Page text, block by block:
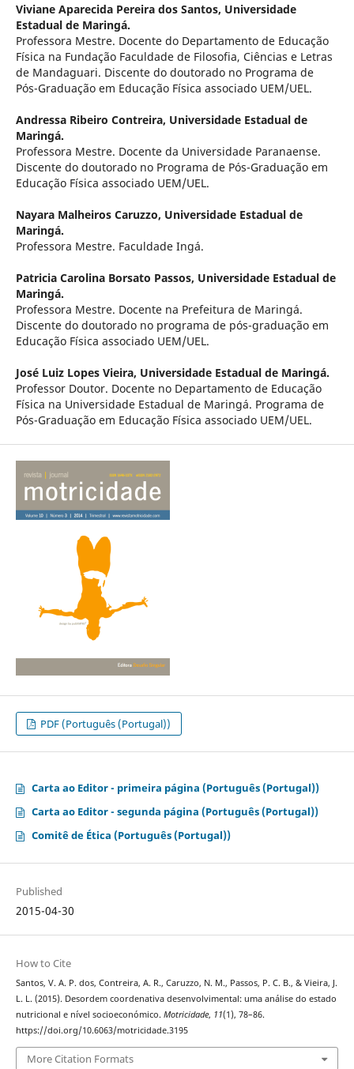
Viviane Aparecida Pereira dos Santos, Universidade
Estadual de Maringá.
Professora Mestre. Docente do Departamento de Educação
Física na Fundação Faculdade de Filosofia, Ciências e Letras
de Mandaguari. Discente do doutorado no Programa de
Pós-Graduação em Educação Fí­sica associado UEM/UEL.
Andressa Ribeiro Contreira, Universidade Estadual de
Maringá.
Professora Mestre. Docente da Universidade Paranaense.
Discente do doutorado no Programa de Pós-Graduação em
Educação Fí­sica associado UEM/UEL.
Nayara Malheiros Caruzzo, Universidade Estadual de
Maringá.
Professora Mestre. Faculdade Ingá.
Patricia Carolina Borsato Passos, Universidade Estadual de
Maringá.
Professora Mestre. Docente na Prefeitura de Maringá.
Discente do doutorado no programa de pós-graduação em
Educação Fí­sica associado UEM/UEL.
José Luiz Lopes Vieira, Universidade Estadual de Maringá.
Professor Doutor. Docente no Departamento de Educação
Física na Universidade Estadual de Maringá. Programa de
Pós-Graduação em Educação Fí­sica associado UEM/UEL.
PDF (Português (Portugal))
Carta ao Editor - primeira página (Português (Portugal))
Carta ao Editor - segunda página (Português (Portugal))
Comitê de Ética (Português (Portugal))
Published
2015-04-30
How to Cite
Santos, V. A. P. dos, Contreira, A. R., Caruzzo, N. M., Passos, P. C. B., & Vieira, J.
L. L. (2015). Desordem coordenativa desenvolvimental: uma análise do estado
nutricional e nível socioeconómico. Motricidade, 11(1), 78–86.
https://doi.org/10.6063/motricidade.3195
More Citation Formats